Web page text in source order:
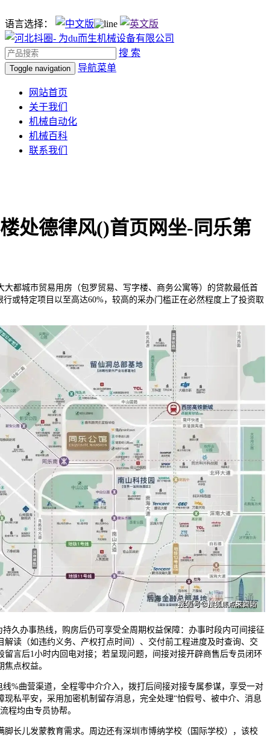
语言选择：
搜 索
Toggle navigation 导航菜单
网站首页
关于我们
机械自动化
机械百科
联系我们
处德律风()首页网坐-同乐第
城市贸易用房（包罗贸易、写字楼、商务公寓等）的贷款最低首
行或特定项目以至高达60%，较高的采办门槛正在必然程度上了投资取
办事热线，购房后仍可享受全周期权益保障：办事时段内可间接征
解读（如违约义务、产权打点时间）、交付前工程进度及时查询、交
留言后1小时内回电对接；若呈现问题，间接对接开辟商售后专员闭环
点权益。
曲营渠道，全程零中介介入，拨打后间接对接专属参谋，享受一对
现私平安，采用加密机制留存消息，完全处理“怕假号、被中介、消息
程均由专员协帮。
儿发蒙教育需求。周边还有深圳市博纳学校（国际学校），该校